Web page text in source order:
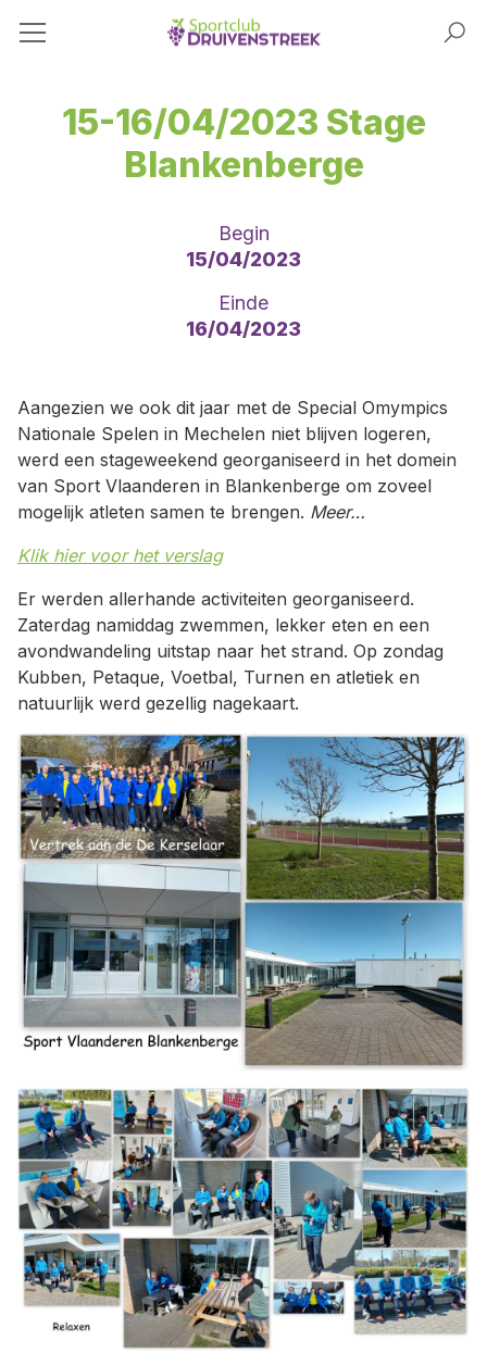
15-16/04/2023 Stage
Blankenberge
Begin
15/04/2023
Einde
16/04/2023
Aangezien we ook dit jaar met de Special Omympics
Nationale Spelen in Mechelen niet blijven logeren,
werd een stageweekend georganiseerd in het domein
van Sport Vlaanderen in Blankenberge om zoveel
mogelijk atleten samen te brengen. Meer…
Klik hier voor het verslag
Er werden allerhande activiteiten georganiseerd.
Zaterdag namiddag zwemmen, lekker eten en een
avondwandeling uitstap naar het strand. Op zondag
Kubben, Petaque, Voetbal, Turnen en atletiek en
natuurlijk werd gezellig nagekaart.